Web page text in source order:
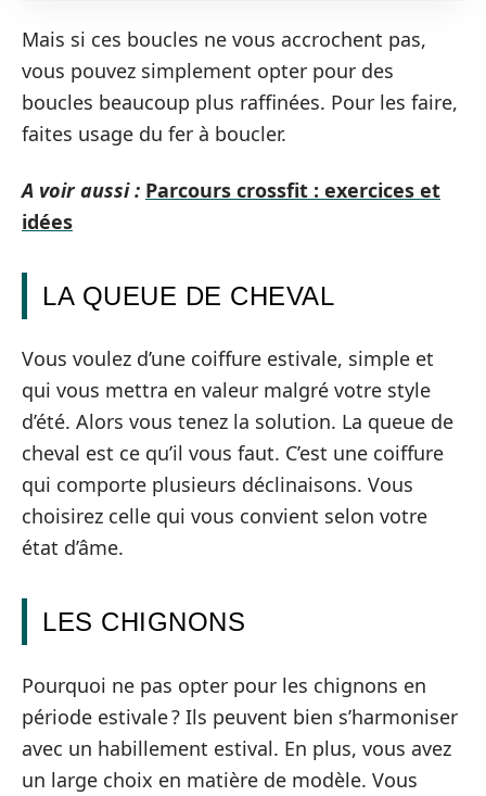
Mais si ces boucles ne vous accrochent pas,
vous pouvez simplement opter pour des
boucles beaucoup plus raffinées. Pour les faire,
faites usage du fer à boucler.
A voir aussi : Parcours crossfit : exercices et
idées
LA QUEUE DE CHEVAL
Vous voulez d’une coiffure estivale, simple et
qui vous mettra en valeur malgré votre style
d’été. Alors vous tenez la solution. La queue de
cheval est ce qu’il vous faut. C’est une coiffure
qui comporte plusieurs déclinaisons. Vous
choisirez celle qui vous convient selon votre
état d’âme.
LES CHIGNONS
Pourquoi ne pas opter pour les chignons en
période estivale ? Ils peuvent bien s’harmoniser
avec un habillement estival. En plus, vous avez
un large choix en matière de modèle. Vous